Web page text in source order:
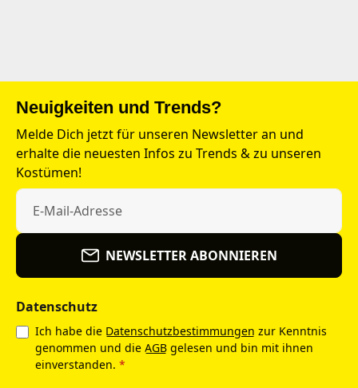
Neuigkeiten und Trends?
Melde Dich jetzt für unseren Newsletter an und
erhalte die neuesten Infos zu Trends & zu unseren
Kostümen!
NEWSLETTER ABONNIEREN
Datenschutz
Ich habe die Datenschutzbestimmungen zur Kenntnis
genommen und die AGB gelesen und bin mit ihnen
einverstanden. *